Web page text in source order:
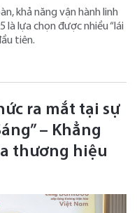
khả năng vận hành linh
là lựa chọn được nhiều “lái
tiên.
ra mắt tại sự
– Khẳng
thương hiệu